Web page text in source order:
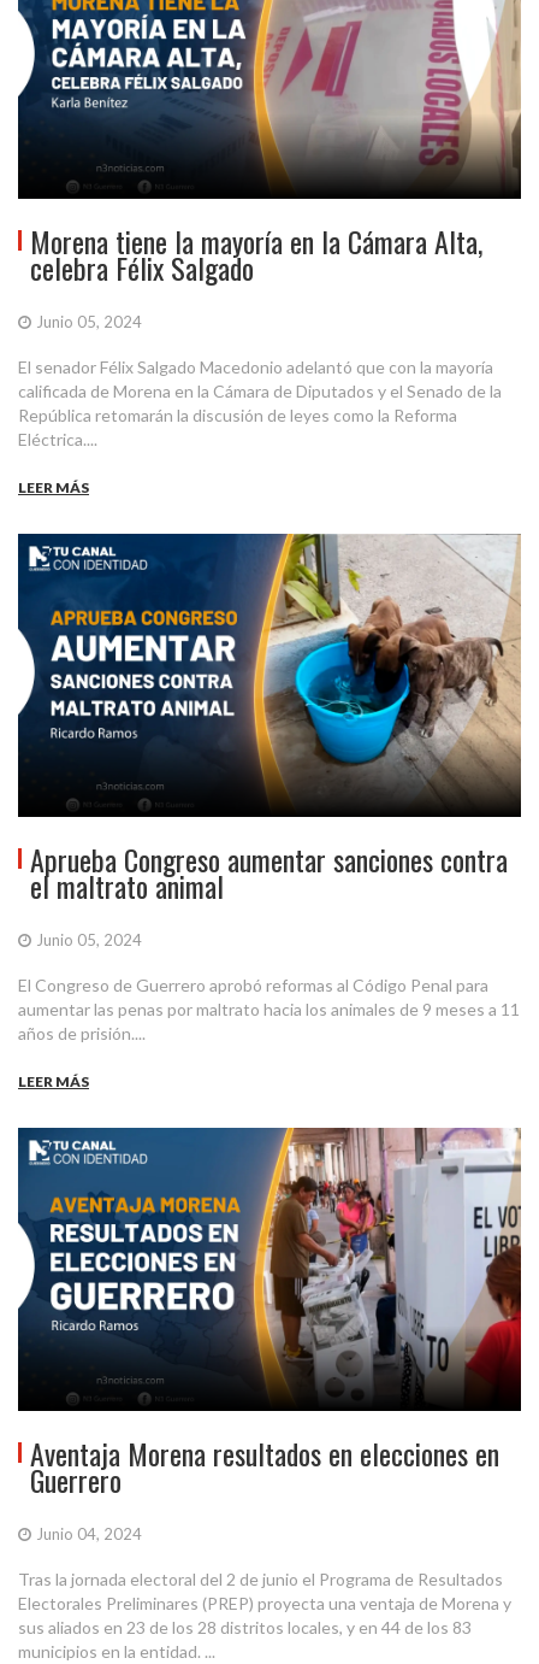
Morena tiene la mayoría en la Cámara Alta,
celebra Félix Salgado
Junio 05, 2024
El senador Félix Salgado Macedonio adelantó que con la mayoría
calificada de Morena en la Cámara de Diputados y el Senado de la
República retomarán la discusión de leyes como la Reforma
Eléctrica....
LEER MÁS
Aprueba Congreso aumentar sanciones contra
el maltrato animal
Junio 05, 2024
El Congreso de Guerrero aprobó reformas al Código Penal para
aumentar las penas por maltrato hacia los animales de 9 meses a 11
años de prisión....
LEER MÁS
Aventaja Morena resultados en elecciones en
Guerrero
Junio 04, 2024
Tras la jornada electoral del 2 de junio el Programa de Resultados
Electorales Preliminares (PREP) proyecta una ventaja de Morena y
sus aliados en 23 de los 28 distritos locales, y en 44 de los 83
municipios en la entidad. ...